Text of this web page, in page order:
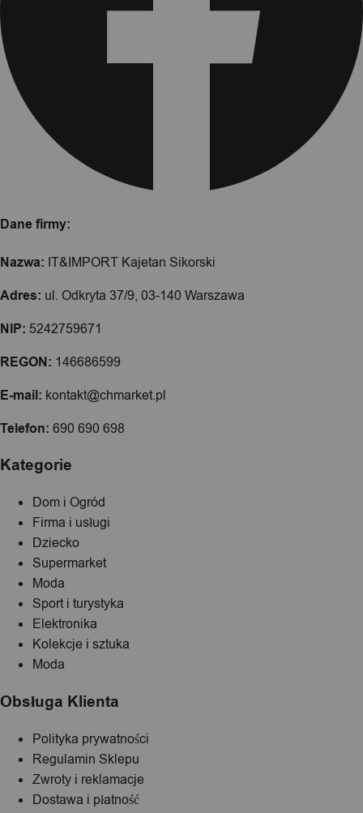
Dane firmy:
Nazwa: IT&IMPORT Kajetan Sikorski
Adres: ul. Odkryta 37/9, 03-140 Warszawa
NIP: 5242759671
REGON: 146686599
E-mail: kontakt@chmarket.pl
Telefon: 690 690 698
Kategorie
Dom i Ogród
Firma i usługi
Dziecko
Supermarket
Moda
Sport i turystyka
Elektronika
Kolekcje i sztuka
Moda
Obsługa Klienta
Polityka prywatności
Regulamin Sklepu
Zwroty i reklamacje
Dostawa i płatność